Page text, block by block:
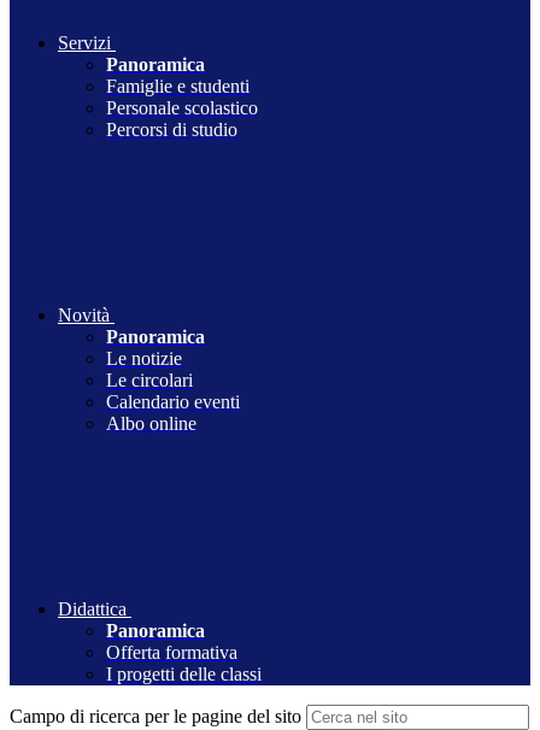
Servizi
Panoramica
Famiglie e studenti
Personale scolastico
Percorsi di studio
Novità
Panoramica
Le notizie
Le circolari
Calendario eventi
Albo online
Didattica
Panoramica
Offerta formativa
I progetti delle classi
Campo di ricerca per le pagine del sito